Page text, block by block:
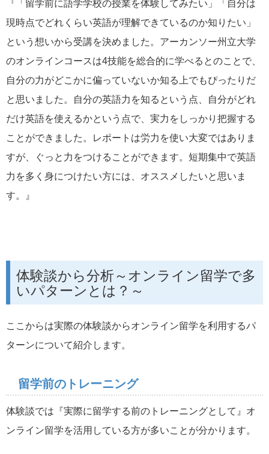
『「留学前に語学学校の授業を体験してみたい」「自分は
現時点でどれくらい英語が理解できているのか知りたい」
という想いから受講を決めました。アーカンソー州立大学
のオンラインコースは4技能を総合的に学べるとのことで、
自分の力がどこかに偏っていないか知る上でもぴったりだ
と思いました。自分の英語力を知るという点、自分がどれ
だけ英語を使えるかという点で、実力をしっかり把握する
ことができました。レポートは労力を使い大変ではありま
すが、ぐっと力をつけることができます。短期集中で英語
力を多く身につけたい方には、オススメしたいと思いま
す。』
体験談から分析～オンライン留学で多
いパターンとは？～
ここからは実際の体験談からオンライン留学を利用するパ
ターンについて紹介します。
留学前のトレーニング
体験談では『実際に留学する前のトレーニングとして』オ
ンライン留学を活用している方が多いことが分かります。